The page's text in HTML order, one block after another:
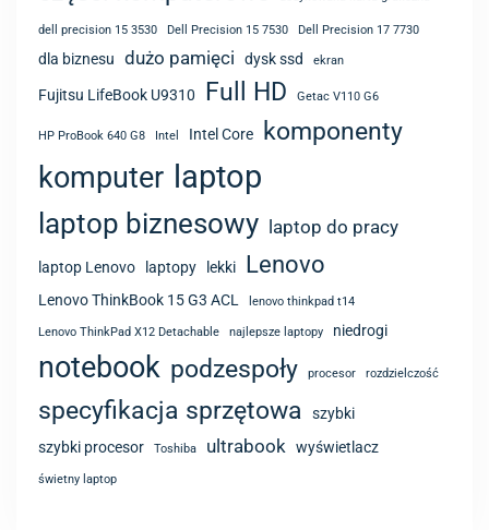
dell precision 15 3530 Dell Precision 15 7530 Dell Precision 17 7730
dla biznesu dużo pamięci dysk ssd ekran
Fujitsu LifeBook U9310 Full HD Getac V110 G6
HP ProBook 640 G8 Intel Intel Core komponenty
komputer laptop
laptop biznesowy laptop do pracy
laptop Lenovo laptopy lekki Lenovo
Lenovo ThinkBook 15 G3 ACL lenovo thinkpad t14
Lenovo ThinkPad X12 Detachable najlepsze laptopy niedrogi
notebook podzespoły procesor rozdzielczość
specyfikacja sprzętowa
szybki
szybki procesor
Toshiba ultrabook wyświetlacz
świetny laptop